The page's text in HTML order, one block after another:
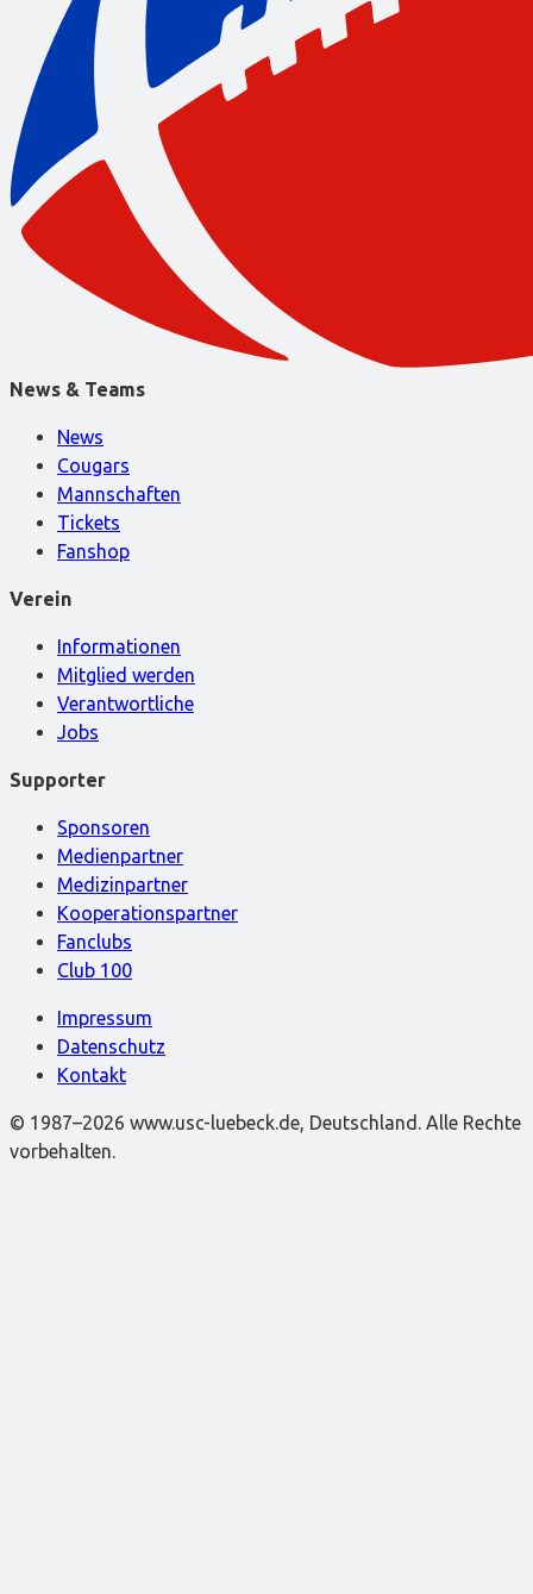
News & Teams
News
Cougars
Mannschaften
Tickets
Fanshop
Verein
Informationen
Mitglied werden
Verantwortliche
Jobs
Supporter
Sponsoren
Medienpartner
Medizinpartner
Kooperationspartner
Fanclubs
Club 100
Impressum
Datenschutz
Kontakt
© 1987–2026 www.usc-luebeck.de, Deutschland. Alle Rechte
vorbehalten.